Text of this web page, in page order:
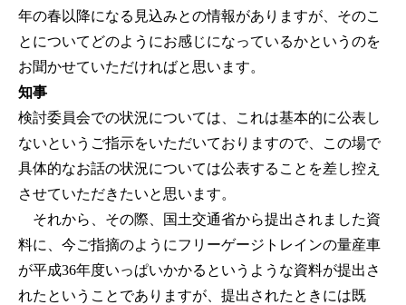
年の春以降になる見込みとの情報がありますが、そのこ
とについてどのようにお感じになっているかというのを
お聞かせていただければと思います。
知事
検討委員会での状況については、これは基本的に公表し
ないというご指示をいただいておりますので、この場で
具体的なお話の状況については公表することを差し控え
させていただきたいと思います。
それから、その際、国土交通省から提出されました資
料に、今ご指摘のようにフリーゲージトレインの量産車
が平成36年度いっぱいかかるというような資料が提出さ
れたということでありますが、提出されたときには既